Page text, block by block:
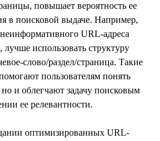
повышает вероятность ее
в поисковой выдаче. Например,
URL-адреса
лучше использовать структуру
слово/раздел/страница. Такие
пользователям понять
и облегчают задачу поисковым
ее релевантности.
оптимизированных URL-